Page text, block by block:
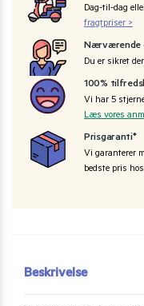
Dag-til-dag
fragtpriser >
Nærværende
Du er sikret
100%
Vi har 5
Læs vores
Prisgaranti*
Vi garanterer
bedste pris hos
Beskrivelse